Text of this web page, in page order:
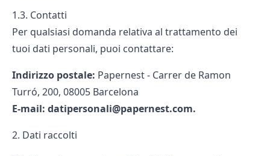
1.3. Contatti
Per qualsiasi domanda relativa al trattamento dei
tuoi dati personali, puoi contattare:
Indirizzo postale: Papernest - Carrer de Ramon
Turró, 200, 08005 Barcelona
E-mail: datipersonali@papernest.com.
2. Dati raccolti